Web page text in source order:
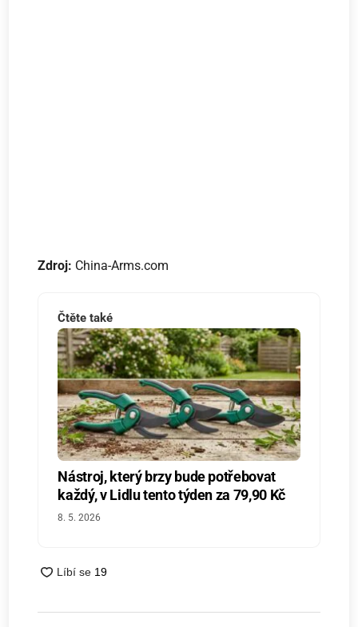
Zdroj: China-Arms.com
Čtěte také
Nástroj, který brzy bude potřebovat
každý, v Lidlu tento týden za 79,90 Kč
8. 5. 2026